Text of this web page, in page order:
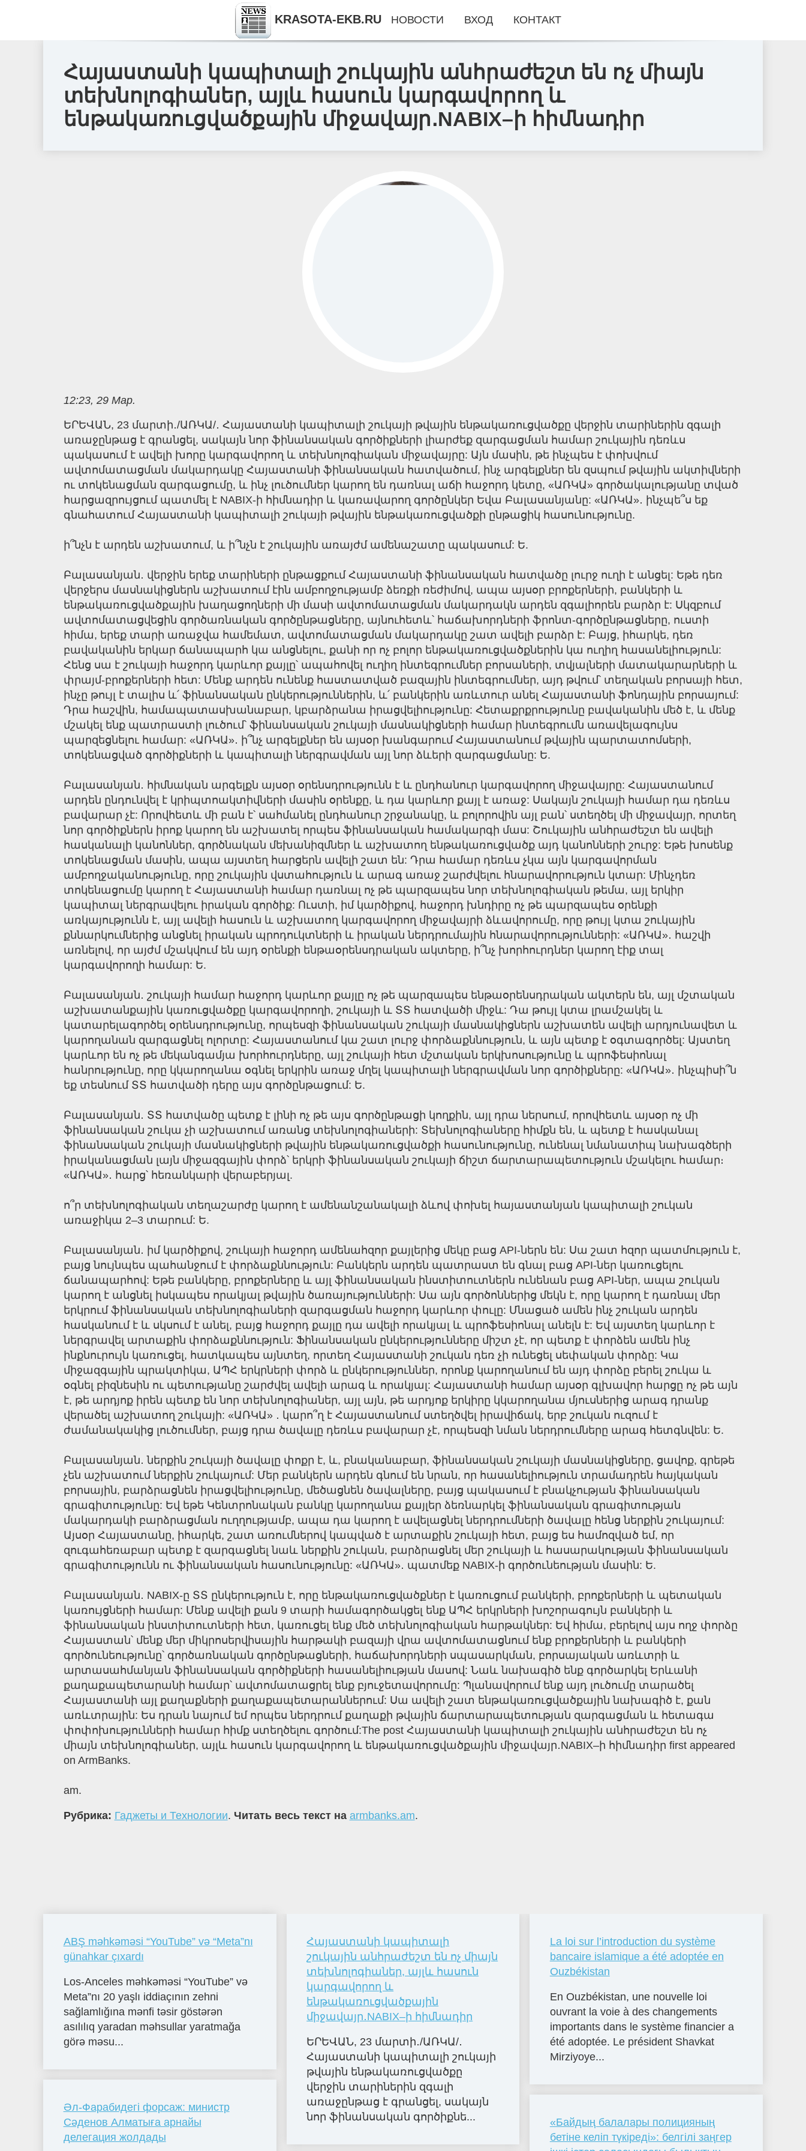
Հայաստանի կապիտալի շուկային անհրաժեշտ են ոչ միայն
տեխնոլոգիաներ, այլև հասուն կարգավորող և
ենթակառուցվածքային միջավայր․NABIX–ի հիմնադիր
12:23, 29 Мар.
ԵՐԵՎԱՆ, 23 մարտի․/ԱՌԿԱ/․ Հայաստանի կապիտալի շուկայի թվային ենթակառուցվածքը վերջին տարիներին զգալի
առաջընթաց է գրանցել, սակայն նոր ֆինանսական գործիքների լիարժեք զարգացման համար շուկային դեռևս
պակասում է ավելի խորը կարգավորող և տեխնոլոգիական միջավայրը: Այն մասին, թե ինչպես է փոխվում
ավտոմատացման մակարդակը Հայաստանի ֆինանսական հատվածում, ինչ արգելքներ են զսպում թվային ակտիվների
ու տոկենացման զարգացումը, և ինչ լուծումներ կարող են դառնալ աճի հաջորդ կետը, «ԱՌԿԱ» գործակալությանը տված
հարցազրույցում պատմել է NABIX-ի հիմնադիր և կառավարող գործընկեր Եվա Բալասանյանը: «ԱՌԿԱ»․ ինչպե՞ս եք
գնահատում Հայաստանի կապիտալի շուկայի թվային ենթակառուցվածքի ընթացիկ հասունությունը.
ի՞նչն է արդեն աշխատում, և ի՞նչն է շուկային առայժմ ամենաշատը պակասում: Ե.
Բալասանյան․ վերջին երեք տարիների ընթացքում Հայաստանի ֆինանսական հատվածը լուրջ ուղի է անցել: Եթե դեռ
վերջերս մասնակիցներն աշխատում էին ամբողջությամբ ձեռքի ռեժիմով, ապա այսօր բրոքերների, բանկերի և
ենթակառուցվածքային խաղացողների մի մասի ավտոմատացման մակարդակն արդեն զգալիորեն բարձր է: Սկզբում
ավտոմատացվեցին գործառնական գործընթացները, այնուհետև՝ հաճախորդների ֆրոնտ-գործընթացները, ուստի
հիմա, երեք տարի առաջվա համեմատ, ավտոմատացման մակարդակը շատ ավելի բարձր է: Բայց, իհարկե, դեռ
բավականին երկար ճանապարհ կա անցնելու, քանի որ ոչ բոլոր ենթակառուցվածքներին կա ուղիղ հասանելիություն:
Հենց սա է շուկայի հաջորդ կարևոր քայլը՝ ապահովել ուղիղ ինտեգրումներ բորսաների, տվյալների մատակարարների և
փրայմ-բրոքերների հետ: Մենք արդեն ունենք հաստատված բազային ինտեգրումներ, այդ թվում՝ տեղական բորսայի հետ,
ինչը թույլ է տալիս և՛ ֆինանսական ընկերություններին, և՛ բանկերին առևտուր անել Հայաստանի ֆոնդային բորսայում:
Դրա հաշվին, համապատասխանաբար, կբարձրանա իրացվելիությունը: Հետաքրքրությունը բավականին մեծ է, և մենք
մշակել ենք պատրաստի լուծում՝ ֆինանսական շուկայի մասնակիցների համար ինտեգրումն առավելագույնս
պարզեցնելու համար: «ԱՌԿԱ»․ ի՞նչ արգելքներ են այսօր խանգարում Հայաստանում թվային պարտատոմսերի,
տոկենացված գործիքների և կապիտալի ներգրավման այլ նոր ձևերի զարգացմանը: Ե.
Բալասանյան․ հիմնական արգելքն այսօր օրենսդրությունն է և ընդհանուր կարգավորող միջավայրը: Հայաստանում
արդեն ընդունվել է կրիպտոակտիվների մասին օրենքը, և դա կարևոր քայլ է առաջ: Սակայն շուկայի համար դա դեռևս
բավարար չէ: Որովհետև մի բան է՝ սահմանել ընդհանուր շրջանակը, և բոլորովին այլ բան՝ ստեղծել մի միջավայր, որտեղ
նոր գործիքներն իրոք կարող են աշխատել որպես ֆինանսական համակարգի մաս: Շուկային անհրաժեշտ են ավելի
հասկանալի կանոններ, գործնական մեխանիզմներ և աշխատող ենթակառուցվածք այդ կանոնների շուրջ: Եթե խոսենք
տոկենացման մասին, ապա այստեղ հարցերն ավելի շատ են: Դրա համար դեռևս չկա այն կարգավորման
ամբողջականությունը, որը շուկային վստահություն և արագ առաջ շարժվելու հնարավորություն կտար: Մինչդեռ
տոկենացումը կարող է Հայաստանի համար դառնալ ոչ թե պարզապես նոր տեխնոլոգիական թեմա, այլ երկիր
կապիտալ ներգրավելու իրական գործիք: Ուստի, իմ կարծիքով, հաջորդ խնդիրը ոչ թե պարզապես օրենքի
առկայությունն է, այլ ավելի հասուն և աշխատող կարգավորող միջավայրի ձևավորումը, որը թույլ կտա շուկային
քննարկումներից անցնել իրական պրոդուկտների և իրական ներդրումային հնարավորությունների: «ԱՌԿԱ»․ հաշվի
առնելով, որ այժմ մշակվում են այդ օրենքի ենթաօրենսդրական ակտերը, ի՞նչ խորհուրդներ կարող էիք տալ
կարգավորողի համար: Ե.
Բալասանյան․ շուկայի համար հաջորդ կարևոր քայլը ոչ թե պարզապես ենթաօրենսդրական ակտերն են, այլ մշտական
աշխատանքային կառուցվածքը կարգավորողի, շուկայի և ՏՏ հատվածի միջև: Դա թույլ կտա լրամշակել և
կատարելագործել օրենսդրությունը, որպեսզի ֆինանսական շուկայի մասնակիցներն աշխատեն ավելի արդյունավետ և
կարողանան զարգացնել ոլորտը: Հայաստանում կա շատ լուրջ փորձաքննություն, և այն պետք է օգտագործել: Այստեղ
կարևոր են ոչ թե մեկանգամյա խորհուրդները, այլ շուկայի հետ մշտական երկխոսությունը և պրոֆեսիոնալ
հանրությունը, որը կկարողանա օգնել երկրին առաջ մղել կապիտալի ներգրավման նոր գործիքները: «ԱՌԿԱ»․ ինչպիսի՞ն
եք տեսնում ՏՏ հատվածի դերը այս գործընթացում: Ե.
Բալասանյան․ ՏՏ հատվածը պետք է լինի ոչ թե այս գործընթացի կողքին, այլ դրա ներսում, որովհետև այսօր ոչ մի
ֆինանսական շուկա չի աշխատում առանց տեխնոլոգիաների: Տեխնոլոգիաները հիմքն են, և պետք է հասկանալ
ֆինանսական շուկայի մասնակիցների թվային ենթակառուցվածքի հասունությունը, ունենալ նմանատիպ նախագծերի
իրականացման լայն միջազգային փորձ՝ երկրի ֆինանսական շուկայի ճիշտ ճարտարապետություն մշակելու համար։
«ԱՌԿԱ»․ հարց՝ հեռանկարի վերաբերյալ.
ո՞ր տեխնոլոգիական տեղաշարժը կարող է ամենանշանակալի ձևով փոխել հայաստանյան կապիտալի շուկան
առաջիկա 2–3 տարում: Ե.
Բալասանյան․ իմ կարծիքով, շուկայի հաջորդ ամենահզոր քայլերից մեկը բաց API-ներն են: Սա շատ հզոր պատմություն է,
բայց նույնպես պահանջում է փորձաքննություն: Բանկերն արդեն պատրաստ են գնալ բաց API-ներ կառուցելու
ճանապարհով: Եթե բանկերը, բրոքերները և այլ ֆինանսական ինստիտուտներն ունենան բաց API-ներ, ապա շուկան
կարող է անցնել իսկապես որակյալ թվային ծառայությունների: Սա այն գործոններից մեկն է, որը կարող է դառնալ մեր
երկրում ֆինանսական տեխնոլոգիաների զարգացման հաջորդ կարևոր փուլը: Մնացած ամեն ինչ շուկան արդեն
հասկանում է և սկսում է անել, բայց հաջորդ քայլը դա ավելի որակյալ և պրոֆեսիոնալ անելն է: Եվ այստեղ կարևոր է
ներգրավել արտաքին փորձաքննություն: Ֆինանսական ընկերությունները միշտ չէ, որ պետք է փորձեն ամեն ինչ
ինքնուրույն կառուցել, հատկապես այնտեղ, որտեղ Հայաստանի շուկան դեռ չի ունեցել սեփական փորձը: Կա
միջազգային պրակտիկա, ԱՊՀ երկրների փորձ և ընկերություններ, որոնք կարողանում են այդ փորձը բերել շուկա և
օգնել բիզնեսին ու պետությանը շարժվել ավելի արագ և որակյալ: Հայաստանի համար այսօր գլխավոր հարցը ոչ թե այն
է, թե արդյոք իրեն պետք են նոր տեխնոլոգիաներ, այլ այն, թե արդյոք երկիրը կկարողանա մյուսներից արագ դրանք
վերածել աշխատող շուկայի: «ԱՌԿԱ» ․ կարո՞ղ է Հայաստանում ստեղծվել իրավիճակ, երբ շուկան ուզում է
ժամանակակից լուծումներ, բայց դրա ծավալը դեռևս բավարար չէ, որպեսզի նման ներդրումները արագ հետգնվեն: Ե.
Բալասանյան․ ներքին շուկայի ծավալը փոքր է, և, բնականաբար, ֆինանսական շուկայի մասնակիցները, ցավոք, գրեթե
չեն աշխատում ներքին շուկայում: Մեր բանկերն արդեն գնում են նրան, որ հասանելիություն տրամադրեն հայկական
բորսային, բարձրացնեն իրացվելիությունը, մեծացնեն ծավալները, բայց պակասում է բնակչության ֆինանսական
գրագիտությունը: Եվ եթե Կենտրոնական բանկը կարողանա քայլեր ձեռնարկել ֆինանսական գրագիտության
մակարդակի բարձրացման ուղղությամբ, ապա դա կարող է ավելացնել ներդրումների ծավալը հենց ներքին շուկայում:
Այսօր Հայաստանը, իհարկե, շատ առումներով կապված է արտաքին շուկայի հետ, բայց ես համոզված եմ, որ
զուգահեռաբար պետք է զարգացնել նաև ներքին շուկան, բարձրացնել մեր շուկայի և հասարակության ֆինանսական
գրագիտությունն ու ֆինանսական հասունությունը: «ԱՌԿԱ»․ պատմեք NABIX-ի գործունեության մասին: Ե.
Բալասանյան․ NABIX-ը ՏՏ ընկերություն է, որը ենթակառուցվածքներ է կառուցում բանկերի, բրոքերների և պետական
կառույցների համար: Մենք ավելի քան 9 տարի համագործակցել ենք ԱՊՀ երկրների խոշորագույն բանկերի և
ֆինանսական ինստիտուտների հետ, կառուցել ենք մեծ տեխնոլոգիական հարթակներ: Եվ հիմա, բերելով այս ողջ փորձը
Հայաստան՝ մենք մեր միկրոսերվիսային հարթակի բազայի վրա ավտոմատացնում ենք բրոքերների և բանկերի
գործունեությունը՝ գործառնական գործընթացների, հաճախորդների սպասարկման, բորսայական առևտրի և
արտասահմանյան ֆինանսական գործիքների հասանելիության մասով: Նաև նախագիծ ենք գործարկել Երևանի
քաղաքապետարանի համար՝ ավտոմատացրել ենք բյուջետավորումը: Պլանավորում ենք այդ լուծումը տարածել
Հայաստանի այլ քաղաքների քաղաքապետարաններում: Սա ավելի շատ ենթակառուցվածքային նախագիծ է, քան
առևտրային: Ես դրան նայում եմ որպես ներդրում քաղաքի թվային ճարտարապետության զարգացման և հետագա
փոփոխությունների համար հիմք ստեղծելու գործում:The post Հայաստանի կապիտալի շուկային անհրաժեշտ են ոչ
միայն տեխնոլոգիաներ, այլև հասուն կարգավորող և ենթակառուցվածքային միջավայր․NABIX–ի հիմնադիր first appeared
on ArmBanks.
am.
Рубрика: Гаджеты и Технологии. Читать весь текст на armbanks.am.
ABŞ məhkəməsi “YouTube” və “Meta”nı
günahkar çıxardı
Los-Anceles məhkəməsi “YouTube” və
Meta”nı 20 yaşlı iddiaçının zehni
sağlamlığına mənfi təsir göstərən
asılılıq yaradan məhsullar yaratmağa
görə məsu...
Әл-Фарабидегі форсаж: министр
Сәденов Алматыға арнайы
делегация жолдады
Հայաստանի կապիտալի
շուկային անհրաժեշտ են ոչ միայն
տեխնոլոգիաներ, այլև հասուն
կարգավորող և
ենթակառուցվածքային
միջավայր․NABIX–ի հիմնադիր
ԵՐԵՎԱՆ, 23 մարտի․/ԱՌԿԱ/․
Հայաստանի կապիտալի շուկայի
թվային ենթակառուցվածքը
վերջին տարիներին զգալի
առաջընթաց է գրանցել, սակայն
նոր ֆինանսական գործիքնե...
La loi sur l’introduction du système
bancaire islamique a été adoptée en
Ouzbékistan
En Ouzbékistan, une nouvelle loi
ouvrant la voie à des changements
importants dans le système financier a
été adoptée. Le président Shavkat
Mirziyoye...
«Байдың балалары полицияның
бетіне келіп түкіреді»: белгілі заңгер
KRASOTA-EKB.RU НОВОСТИ ВХОД КОНТАКТ